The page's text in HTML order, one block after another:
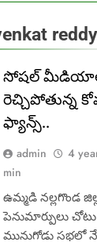
reddy
సోషల్
రెచ్చిపోతున్న
ఫ్యాన్స్..
admin 4
min
ఉమ్మడి నల్లగొండ
పెనుమార్పులు
మునుగోడు సభలో